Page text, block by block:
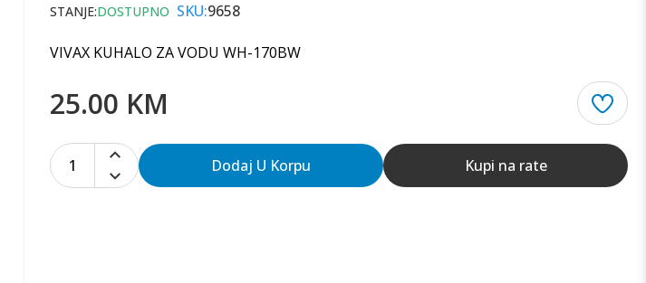
STANJE:DOSTUPNO SKU:9658
VIVAX KUHALO ZA VODU WH-170BW
25.00 KM
1 Dodaj U Korpu Kupi na rate